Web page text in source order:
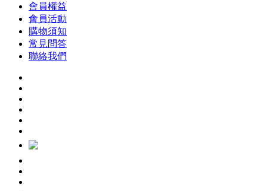
會員權益
會員活動
購物須知
常見問答
聯絡我們